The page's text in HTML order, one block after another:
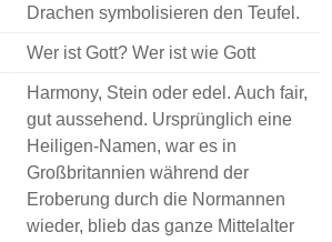
Drachen symbolisieren den Teufel.
Wer ist Gott? Wer ist wie Gott
Harmony, Stein oder edel. Auch fair,
gut aussehend. Ursprünglich eine
Heiligen-Namen, war es in
Großbritannien während der
Eroberung durch die Normannen
wieder, blieb das ganze Mittelalter